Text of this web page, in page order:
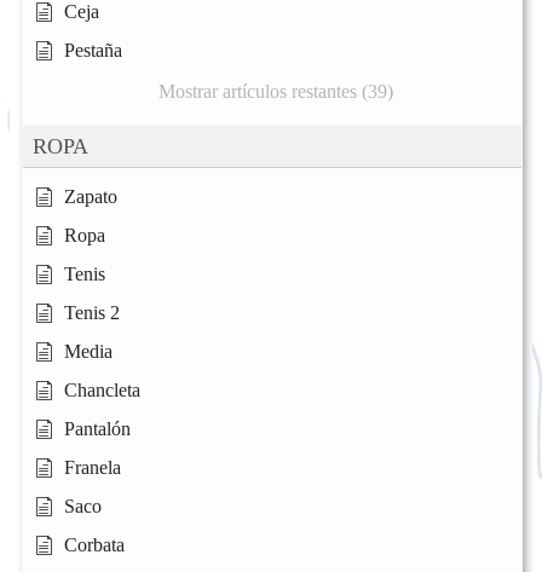
Ceja
Pestaña
Mostrar artículos restantes (39)
ROPA
Zapato
Ropa
Tenis
Tenis 2
Media
Chancleta
Pantalón
Franela
Saco
Corbata